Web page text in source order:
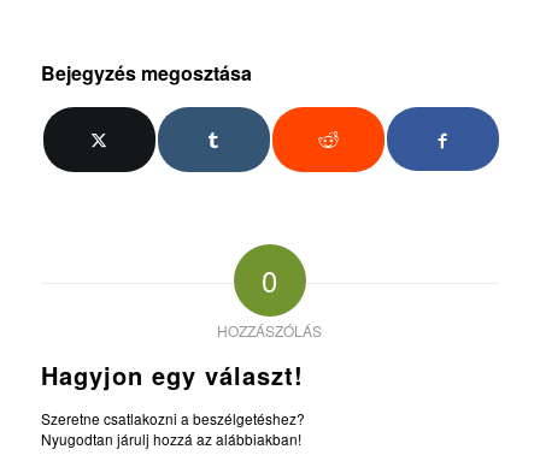
Bejegyzés megosztása
0
HOZZÁSZÓLÁS
Hagyjon egy választ!
Szeretne csatlakozni a beszélgetéshez?
Nyugodtan járulj hozzá az alábbiakban!